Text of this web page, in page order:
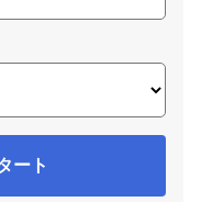
ート